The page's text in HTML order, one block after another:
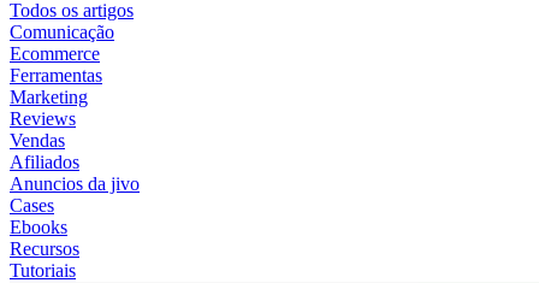
Todos os artigos
Comunicação
Ecommerce
Ferramentas
Marketing
Reviews
Vendas
Afiliados
Anuncios da jivo
Cases
Ebooks
Recursos
Tutoriais